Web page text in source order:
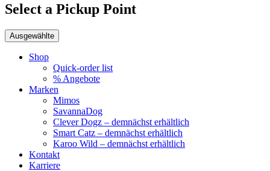
Select a Pickup Point
Ausgewählte
Shop
Quick-order list
% Angebote
Marken
Mimos
SavannaDog
Clever Dogz – demnächst erhältlich
Smart Catz – demnächst erhältlich
Karoo Wild – demnächst erhältlich
Kontakt
Karriere